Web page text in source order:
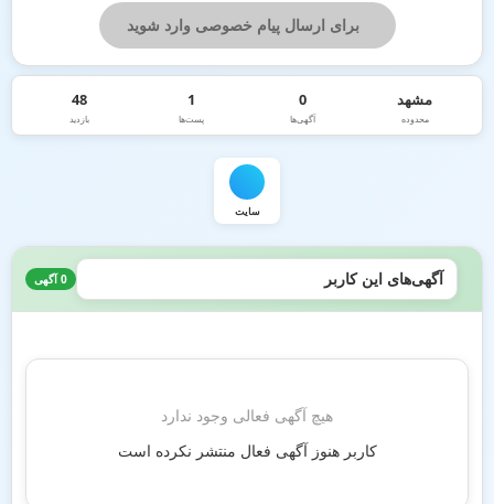
برای ارسال پیام خصوصی وارد شوید
مشهد
محدوده
0
آگهی‌ها
1
پست‌ها
48
بازدید
سایت
آگهی‌های این کاربر 0 آگهی
هیچ آگهی فعالی وجود ندارد
کاربر هنوز آگهی فعال منتشر نکرده است